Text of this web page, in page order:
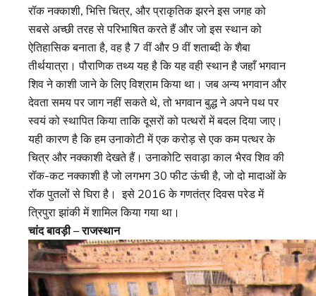
रॉक नक्काशी, भित्ति चित्र, और प्राकृतिक झरने इस जगह को
सबसे अच्छी तरह से परिभाषित करते हैं और जो इस स्थान को
ऐतिहासिक बनाता है, वह है 7 वीं और 9 वीं शताब्दी के शैबा
तीर्थयात्रा। पौराणिक तथ्य यह है कि यह वही स्थान है जहाँ भगवान
शिव ने काशी जाने के लिए विश्राम किया था। जब अन्य भगवान और
देवता समय पर जाग नहीं सकते थे, तो भगवान बुद्ध ने अपने पथ पर
स्वयं को स्थापित किया ताकि दूसरों को पत्थरों में बदल दिया जाए।
यही कारण है कि हम उनाकोटी में एक करोड़ से एक कम पत्थर के
चित्र और नक्काशी देखते हैं। उनाकोटि सवाड़ा काल भैरव शिव की
रॉक-कट नक्काशी है जो लगभग 30 फीट ऊंची है, जो दो मादाओं के
रॉक पुतलों से घिरा है। इसे 2016 के गणतंत्र दिवस परेड में
त्रिपुरा झांकी में शामिल किया गया था।
चांद बावड़ी – राजस्थान